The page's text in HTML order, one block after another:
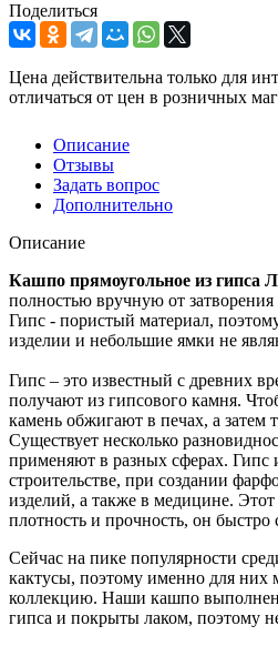
Поделиться
Цена действительна только для
отличаться от цен в розничных
Описание
Отзывы
Задать вопрос
Дополнительно
Описание
Кашпо прямоугольное из гипса
полностью вручную от
Гипс - пористый материал,
изделии и небольшие ямки не
Гипс – это известный с древних
получают из гипсового камня.
камень обжигают в печах, а затем
Существует несколько
применяют в разных сферах. Гипс
строительстве, при создании
изделий, а также в медицине. Этот
плотность и прочность, он быстро
Сейчас на пике популярности
кактусы, поэтому именно для них
коллекцию. Наши кашпо
гипса и покрыты лаком, поэтому